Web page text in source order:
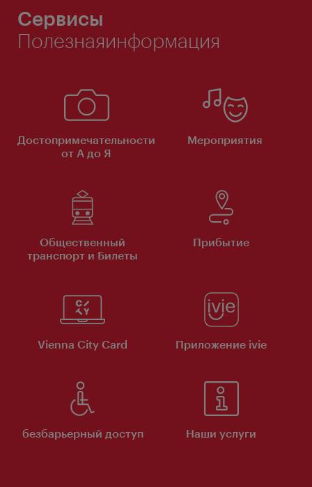
Сервисы
Полезнаяинформация
Достопримечательности
от А до Я
Мероприятия
Общественный
транспорт и Билеты
Прибытие
Vienna City Card Приложение ivie
безбарьерный доступ Наши услуги